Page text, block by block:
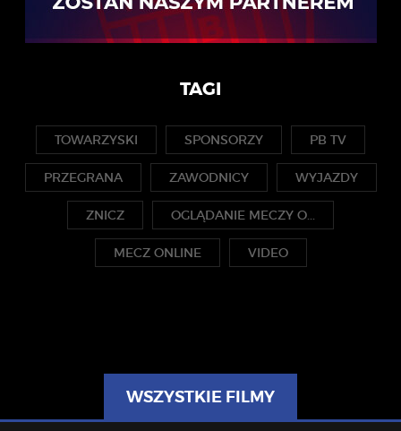
TAGI
TOWARZYSKI SPONSORZY PB TV
PRZEGRANA ZAWODNICY WYJAZDY
ZNICZ OGLĄDANIE MECZY O...
MECZ ONLINE VIDEO
WSZYSTKIE FILMY